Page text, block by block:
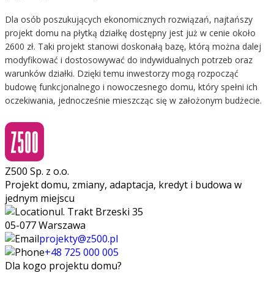
Dla osób poszukujących ekonomicznych rozwiązań, najtańszy
projekt domu na płytką działkę dostępny jest już w cenie około
2600 zł. Taki projekt stanowi doskonałą bazę, którą można dalej
modyfikować i dostosowywać do indywidualnych potrzeb oraz
warunków działki. Dzięki temu inwestorzy mogą rozpocząć
budowę funkcjonalnego i nowoczesnego domu, który spełni ich
oczekiwania, jednocześnie mieszcząc się w założonym budżecie.
Z500 Sp. z o.o.
Projekt domu, zmiany, adaptacja, kredyt i budowa w
jednym miejscu
ul. Trakt Brzeski 35
05-077 Warszawa
projekty@z500.pl
+48 725 000 005
Dla kogo projektu domu?